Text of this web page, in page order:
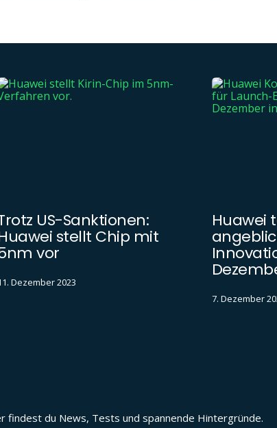
US-Sanktionen:
stellt Chip mit
vor
Dezember 2023
Huawei
7. Dezember
findest du News, Tests und spannende Hintergründe.